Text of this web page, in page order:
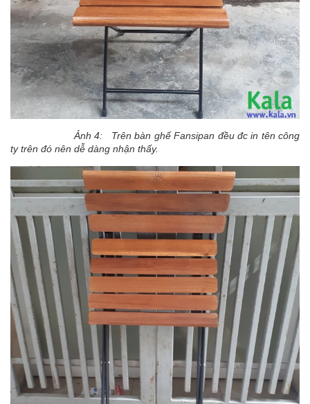
Ảnh 4: Trên bàn ghế Fansipan đều đc in tên công
ty trên đó nên dễ dàng nhận thấy.